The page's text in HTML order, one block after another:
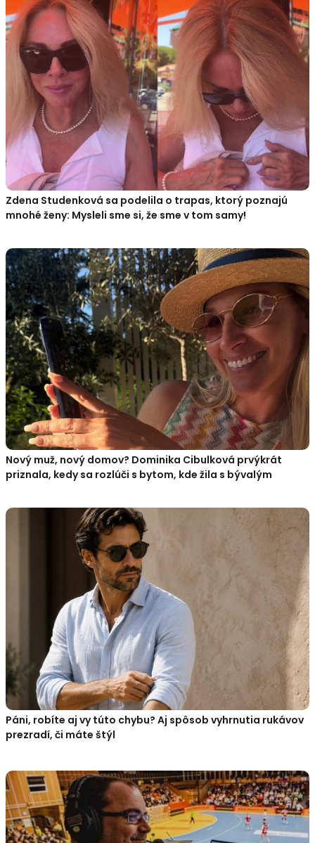
Zdena Studenková sa podelila o trapas, ktorý poznajú
mnohé ženy: Mysleli sme si, že sme v tom samy!
Nový muž, nový domov? Dominika Cibulková prvýkrát
priznala, kedy sa rozlúči s bytom, kde žila s bývalým
Páni, robíte aj vy túto chybu? Aj spôsob vyhrnutia rukávov
prezradí, či máte štýl